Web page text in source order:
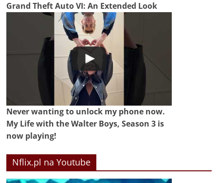
Grand Theft Auto VI: An Extended Look
Never wanting to unlock my phone now.
My Life with the Walter Boys, Season 3 is
now playing!
Nflix.pl na Youtube